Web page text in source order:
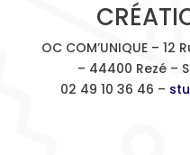
OC COM’UNIQUE –
– 44400 Rezé –
02 49 10 36 46 –